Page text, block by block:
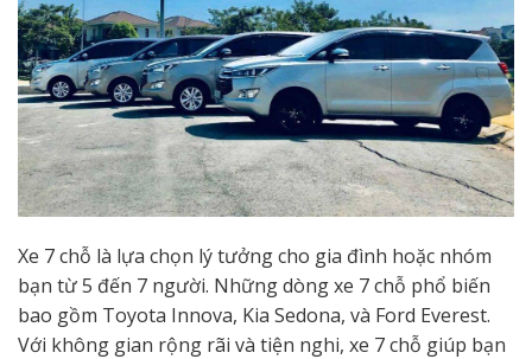
Xe 7 chỗ là lựa chọn lý tưởng cho gia đình hoặc nhóm
bạn từ 5 đến 7 người. Những dòng xe 7 chỗ phổ biến
bao gồm Toyota Innova, Kia Sedona, và Ford Everest.
Với không gian rộng rãi và tiện nghi, xe 7 chỗ giúp bạn